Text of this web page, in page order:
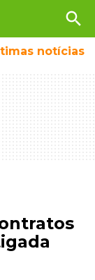
search
notícias